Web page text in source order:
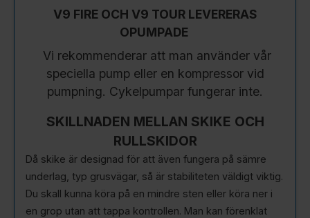
V9 FIRE OCH V9 TOUR LEVERERAS
OPUMPADE
Vi rekommenderar att man använder vår
speciella pump eller en kompressor vid
pumpning. Cykelpumpar fungerar inte.
SKILLNADEN MELLAN SKIKE OCH
RULLSKIDOR
Då skike är designad för att även fungera på sämre
underlag, typ grusvägar, så är stabiliteten väldigt viktig.
Du skall kunna köra på en mindre sten eller köra ner i
en grop utan att tappa kontrollen. Man kan förenklat